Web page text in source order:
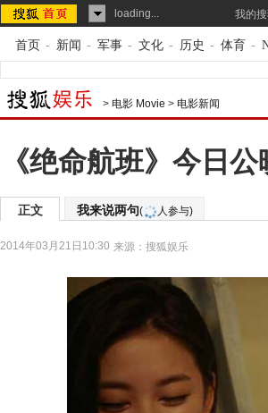
loading... 我的
首页 - 新闻 - 军事 - 文化 - 历史 - 体育 -
> 电影 Movie > 电影新闻
《绝命航班》今日
正文 我来说两句( 人参与)
2014年03月21日10:30 来源： 搜狐娱乐